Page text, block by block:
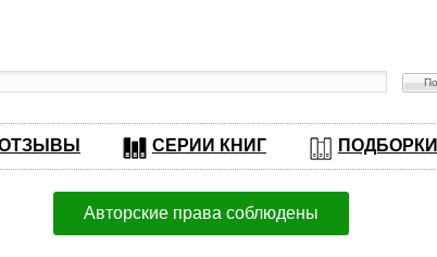
СЕРИИ КНИГ ПОДБОРКИ
Авторские права соблюдены